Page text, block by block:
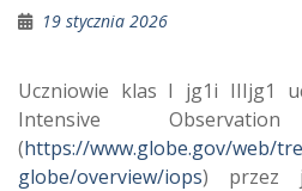
19 stycznia 2026
Uczniowie klas I jg1i IIIjg1
Intensive
(https://www.globe.gov/web/
globe/overview/iops) przez